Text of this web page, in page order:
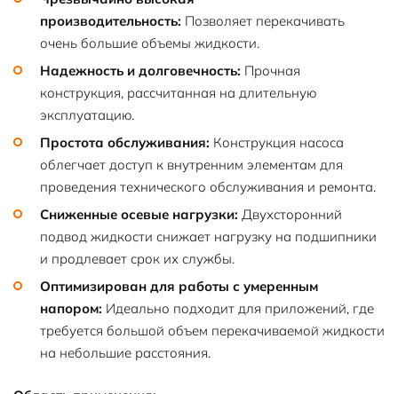
производительность: Позволяет перекачивать
очень большие объемы жидкости.
Надежность и долговечность: Прочная
конструкция, рассчитанная на длительную
эксплуатацию.
Простота обслуживания: Конструкция насоса
облегчает доступ к внутренним элементам для
проведения технического обслуживания и ремонта.
Сниженные осевые нагрузки: Двухсторонний
подвод жидкости снижает нагрузку на подшипники
и продлевает срок их службы.
Оптимизирован для работы с умеренным
напором: Идеально подходит для приложений, где
требуется большой объем перекачиваемой жидкости
на небольшие расстояния.